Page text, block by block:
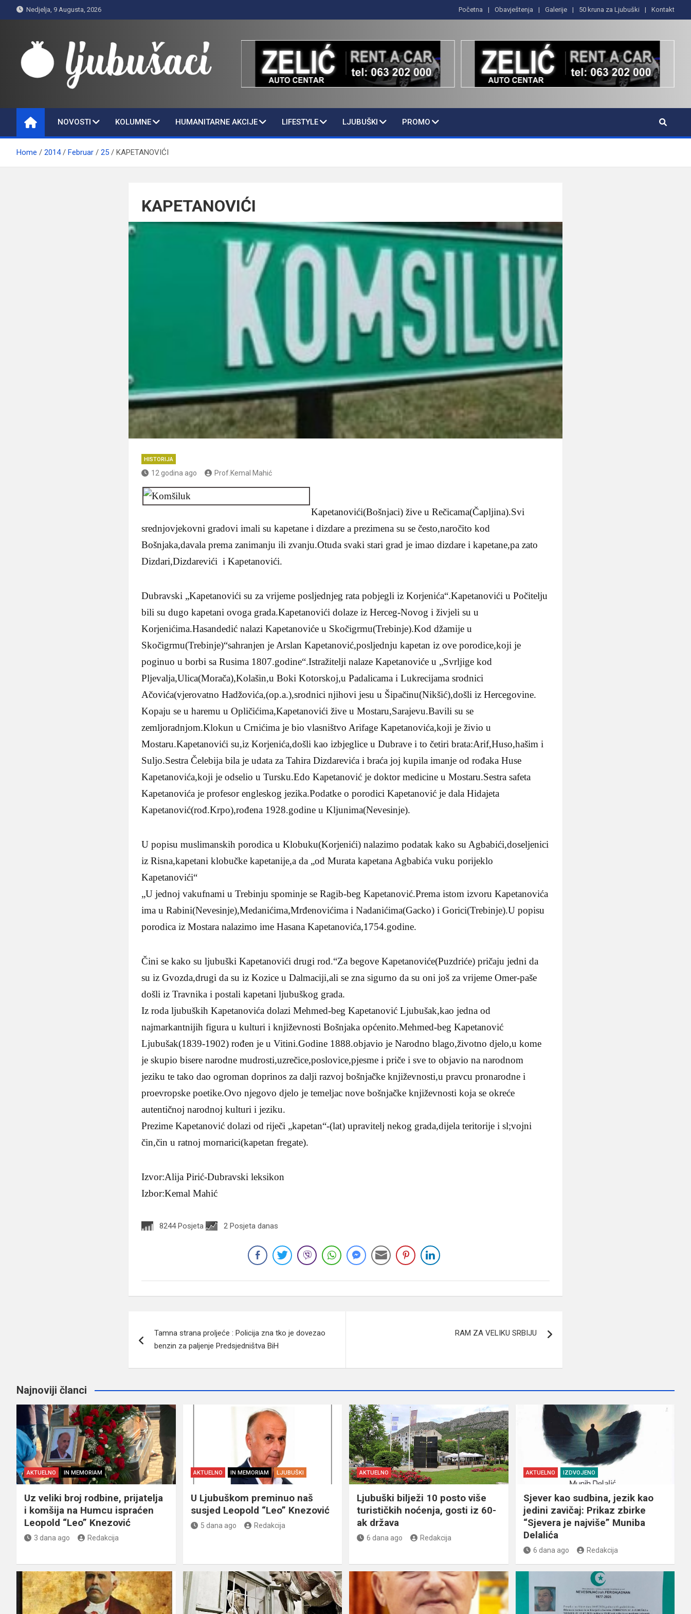
to
Nedjelja, 9 Augusta, 2026 Početna Obavještenja Galerije 50 kruna za Ljubuški Kontakt
Ljubušaci
NOVOSTI KOLUMNE HUMANITARNE AKCIJE LIFESTYLE LJUBUŠKI PROMO
Home 2014 Februar 25 KAPETANOVIĆI
KAPETANOVIĆI
HISTORIJA
12 godina ago Prof.Kemal Mahić
Kapetanovići(Bošnjaci) žive u Rečicama(Čapljina).Svi
srednjovjekovni gradovi imali su kapetane i dizdare a prezimena su se često,naročito kod
Bošnjaka,davala prema zanimanju ili zvanju.Otuda svaki stari grad je imao dizdare i kapetane,pa zato
Dizdari,Dizdarevići i Kapetanovići.
Dubravski „Kapetanovići su za vrijeme posljednjeg rata pobjegli iz Korjenića“.Kapetanovići u Počitelju
bili su dugo kapetani ovoga grada.Kapetanovići dolaze iz Herceg-Novog i živjeli su u
Korjenićima.Hasandedić nalazi Kapetanoviće u Skočigrmu(Trebinje).Kod džamije u
Skočigrmu(Trebinje)“sahranjen je Arslan Kapetanović,posljednju kapetan iz ove porodice,koji je
poginuo u borbi sa Rusima 1807.godine“.Istražitelji nalaze Kapetanoviće u „Svrljige kod
Pljevalja,Ulica(Morača),Kolašin,u Boki Kotorskoj,u Padalicama i Lukrecijama srodnici
Ačovića(vjerovatno Hadžovića,(op.a.),srodnici njihovi jesu u Šipačinu(Nikšić),došli iz Hercegovine.
Kopaju se u haremu u Opličićima,Kapetanovići žive u Mostaru,Sarajevu.Bavili su se
zemljoradnjom.Klokun u Crnićima je bio vlasništvo Arifage Kapetanovića,koji je živio u
Mostaru.Kapetanovići su,iz Korjenića,došli kao izbjeglice u Dubrave i to četiri brata:Arif,Huso,hašim i
Suljo.Sestra Čelebija bila je udata za Tahira Dizdarevića i braća joj kupila imanje od rođaka Huse
Kapetanovića,koji je odselio u Tursku.Edo Kapetanović je doktor medicine u Mostaru.Sestra safeta
Kapetanovića je profesor engleskog jezika.Podatke o porodici Kapetanović je dala Hidajeta
Kapetanović(rođ.Krpo),rođena 1928.godine u Kljunima(Nevesinje).
U popisu muslimanskih porodica u Klobuku(Korjenići) nalazimo podatak kako su Agbabići,doseljenici
iz Risna,kapetani klobučke kapetanije,a da „od Murata kapetana Agbabića vuku porijeklo
Kapetanovići“
„U jednoj vakufnami u Trebinju spominje se Ragib-beg Kapetanović.Prema istom izvoru Kapetanovića
ima u Rabini(Nevesinje),Medanićima,Mrđenovićima i Nadanićima(Gacko) i Gorici(Trebinje).U popisu
porodica iz Mostara nalazimo ime Hasana Kapetanovića,1754.godine.
Čini se kako su ljubuški Kapetanovići drugi rod.“Za begove Kapetanoviće(Puzdriće) pričaju jedni da
su iz Gvozda,drugi da su iz Kozice u Dalmaciji,ali se zna sigurno da su oni još za vrijeme Omer-paše
došli iz Travnika i postali kapetani ljubuškog grada.
Iz roda ljubuških Kapetanovića dolazi Mehmed-beg Kapetanović Ljubušak,kao jedna od
najmarkantnijih figura u kulturi i književnosti Bošnjaka općenito.Mehmed-beg Kapetanović
Ljubušak(1839-1902) rođen je u Vitini.Godine 1888.objavio je Narodno blago,životno djelo,u kome
je skupio bisere narodne mudrosti,uzrečice,poslovice,pjesme i priče i sve to objavio na narodnom
jeziku te tako dao ogroman doprinos za dalji razvoj bošnjačke književnosti,u pravcu pronarodne i
proevropske poetike.Ovo njegovo djelo je temeljac nove bošnjačke književnosti koja se okreće
autentičnoj narodnoj kulturi i jeziku.
Prezime Kapetanović dolazi od riječi „kapetan“-(lat) upravitelj nekog grada,dijela teritorije i sl;vojni
čin,čin u ratnoj mornarici(kapetan fregate).
Izvor:Alija Pirić-Dubravski leksikon
Izbor:Kemal Mahić
8244 Posjeta 2 Posjeta danas
članaka
Tamna strana proljeće : Policija zna tko je dovezao
benzin za paljenje Predsjedništva BiH
RAM ZA VELIKU SRBIJU
Najnoviji članci
AKTUELNO IN MEMORIAM
Uz veliki broj rodbine, prijatelja
i komšija na Humcu ispraćen
Leopold “Leo” Knezović
3 dana ago Redakcija
AKTUELNO IN MEMORIAM LJUBUŠKI
U Ljubuškom preminuo naš
susjed Leopold “Leo” Knezović
5 dana ago Redakcija
AKTUELNO
Ljubuški bilježi 10 posto više
turističkih noćenja, gosti iz 60-
ak država
6 dana ago Redakcija
AKTUELNO IZDVOJENO
Sjever kao sudbina, jezik kao
jedini zavičaj: Prikaz zbirke
“Sjevera je najviše” Muniba
Delalića
6 dana ago Redakcija